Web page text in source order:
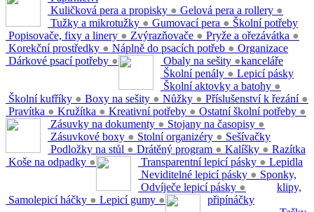
Kuličková pera a propisky ● Gelová pera a rollery ●
Tužky a mikrotužky ● Gumovací pera ●
Popisovače, fixy a linery ● Zvýrazňovače ● Pryže a ořezávátka ●
Korekční prostředky ● Náplně do psacích potřeb ●
Dárkové psací potřeby ●
Školní potřeby
Obaly na sešity ●
Školní penály ●
Školní aktovky a batohy ●
Školní kufříky ● Boxy na sešity ● Nůžky ● Příslušenství k řezání ●
Pravítka ● Kružítka ● Kreativní potřeby ● Ostatní školní potřeby ●
Organizace
kanceláře
Zásuvky na dokumenty ● Stojany na časopisy ●
Zásuvkové boxy ● Stolní organizéry ●
Podložky na stůl ● Drátěný program ● Kalíšky ●
Koše na odpadky ●
Lepicí pásky
Transparentní lepicí pásky ●
Neviditelné lepicí pásky ●
Odvíječe lepicí pásky ●
Samolepicí háčky ● Lepicí gumy ●
Sešívačky
Razítka
Lepidla
Sponky,
klipy,
připínáčky